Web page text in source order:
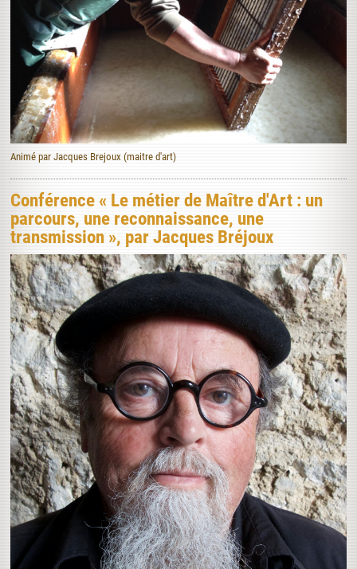
Animé par Jacques Brejoux (maitre d'art)
Conférence « Le métier de Maître d'Art : un
parcours, une reconnaissance, une
transmission », par Jacques Bréjoux